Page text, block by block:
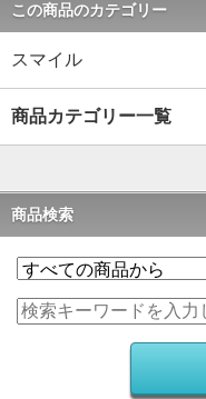
この商品のカテゴリー
スマイル
商品カテゴリー一覧
商品検索